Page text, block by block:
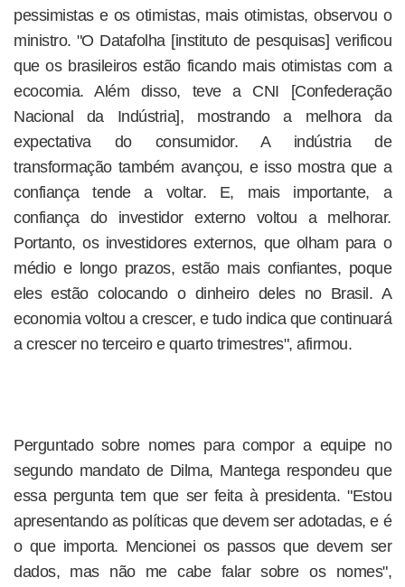
pessimistas e os otimistas, mais otimistas, observou o
ministro. "O Datafolha [instituto de pesquisas] verificou
que os brasileiros estão ficando mais otimistas com a
ecocomia. Além disso, teve a CNI [Confederação
Nacional da Indústria], mostrando a melhora da
expectativa do consumidor. A indústria de
transformação também avançou, e isso mostra que a
confiança tende a voltar. E, mais importante, a
confiança do investidor externo voltou a melhorar.
Portanto, os investidores externos, que olham para o
médio e longo prazos, estão mais confiantes, poque
eles estão colocando o dinheiro deles no Brasil. A
economia voltou a crescer, e tudo indica que continuará
a crescer no terceiro e quarto trimestres", afirmou.
Perguntado sobre nomes para compor a equipe no
segundo mandato de Dilma, Mantega respondeu que
essa pergunta tem que ser feita à presidenta. "Estou
apresentando as políticas que devem ser adotadas, e é
o que importa. Mencionei os passos que devem ser
dados, mas não me cabe falar sobre os nomes",